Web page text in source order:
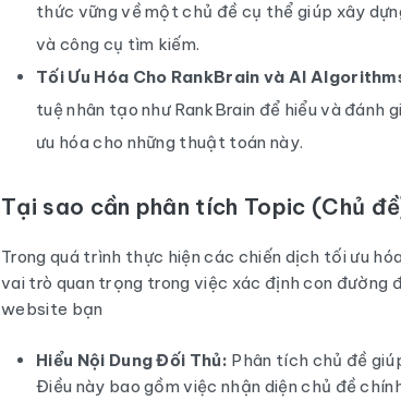
thức vững về một chủ đề cụ thể giúp xây
và công cụ tìm kiếm.
Tối Ưu Hóa Cho RankBrain và AI
tuệ nhân tạo như RankBrain để hiểu và đánh
ưu hóa cho những thuật toán này.
Tại sao cần phân tích Topic (Chủ
Trong quá trình thực hiện các chiến dịch tối ưu
vai trò quan trọng trong việc xác định con
website bạn
Hiểu Nội Dung Đối Thủ: Phân tích chủ đề
Điều này bao gồm việc nhận diện chủ đề